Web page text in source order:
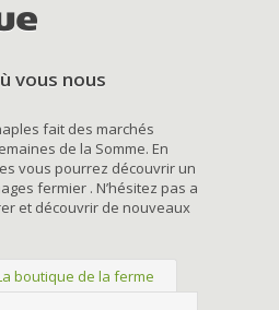
vous nous
fait des marchés
de la Somme. En
vous pourrez découvrir un
fermier . N’hésitez pas a
et découvrir de nouveaux
boutique de la ferme